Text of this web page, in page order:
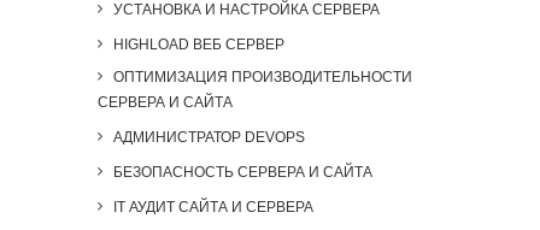
УСТАНОВКА И НАСТРОЙКА СЕРВЕРА
HIGHLOAD ВЕБ СЕРВЕР
ОПТИМИЗАЦИЯ ПРОИЗВОДИТЕЛЬНОСТИ
СЕРВЕРА И САЙТА
АДМИНИСТРАТОР DEVOPS
БЕЗОПАСНОСТЬ СЕРВЕРА И САЙТА
IT АУДИТ САЙТА И СЕРВЕРА